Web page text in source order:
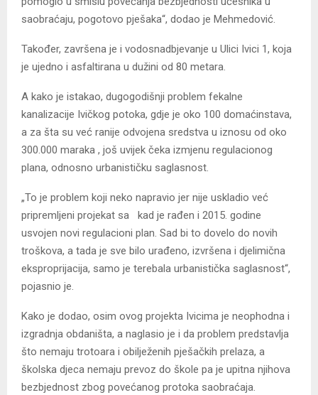
saobraćaju, pogotovo pješaka“, dodao je Mehmedović.
Također, završena je i vodosnadbjevanje u Ulici Ivici 1, koja
je ujedno i asfaltirana u dužini od 80 metara.
A kako je istakao, dugogodišnji problem fekalne
kanalizacije Ivičkog potoka, gdje je oko 100 domaćinstava,
a za šta su već ranije odvojena sredstva u iznosu od oko
300.000 maraka , još uvijek čeka izmjenu regulacionog
plana, odnosno urbanističku saglasnost.
„To je problem koji neko napravio jer nije uskladio već
pripremljeni projekat sa kad je rađen i 2015. godine
usvojen novi regulacioni plan. Sad bi to dovelo do novih
troškova, a tada je sve bilo urađeno, izvršena i djelimična
eksproprijacija, samo je terebala urbanistička saglasnost“,
pojasnio je.
Kako je dodao, osim ovog projekta Ivicima je neophodna i
izgradnja obdaništa, a naglasio je i da problem predstavlja
što nemaju trotoara i obilježenih pješačkih prelaza, a
školska djeca nemaju prevoz do škole pa je upitna njihova
bezbjednost zbog povećanog protoka saobraćaja.